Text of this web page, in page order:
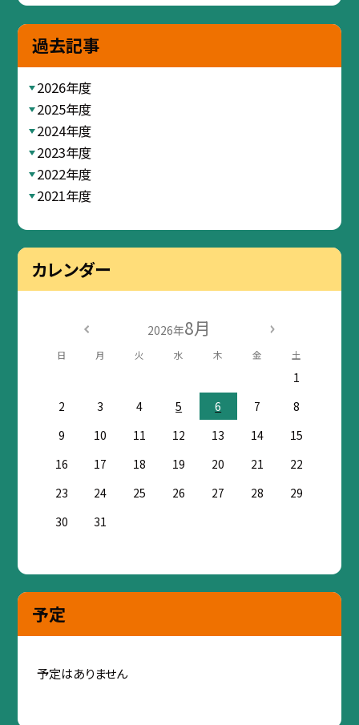
過去記事
2026年度
2025年度
2024年度
2023年度
2022年度
2021年度
カレンダー
2026年8月
日 月 火 水 木 金 土
1
2
3 4 5 6 7
8
9
10 11 12 13 14
15
16
17 18 19 20 21
22
23
24 25 26 27 28
29
30
31
予定
予定はありません